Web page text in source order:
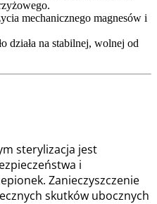
mechanicznego magnesów i
działa na stabilnej, wolnej od
sterylizacja jest
i
Zanieczyszczenie
skutków ubocznych